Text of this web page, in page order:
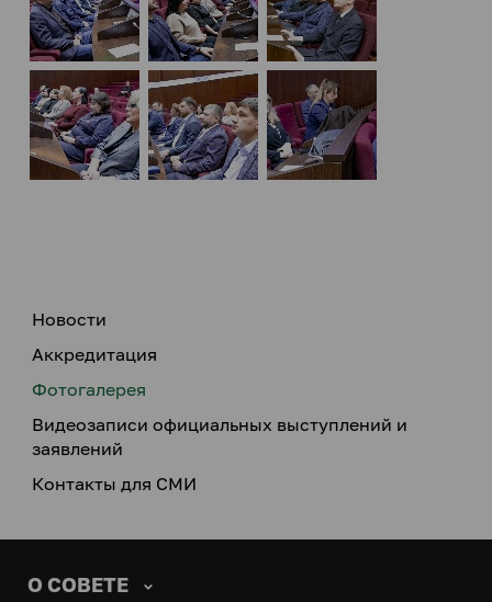
Новости
Аккредитация
Фотогалерея
Видеозаписи официальных выступлений и
заявлений
Контакты для СМИ
О СОВЕТЕ